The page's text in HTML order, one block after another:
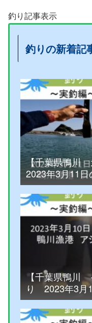
釣り記事表示
釣りの新着記
【千葉県鴨
2023年3月11
【千葉県鴨川
り 2023年3月